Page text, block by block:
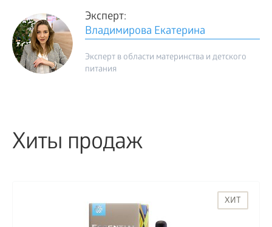
Эксперт:
Владимирова Екатерина
Эксперт в области материнства и детского
питания
Хиты продаж
ХИТ